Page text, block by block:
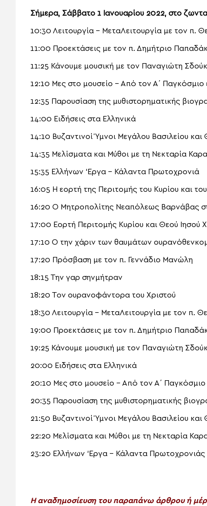
Σήμερα, Σάββατο 1 Ιανουαρίου 2022, στο
10:30 Λειτουργία – ΜεταΛειτουργία με τον π.
11:00 Προεκτάσεις με τον π. Δημήτριο
11:25 Κάνουμε μουσική με τον Παναγιώτη
12:10 Μες στο μουσείο – Από τον Α΄
12:35 Παρουσίαση της μυθιστορηματικής
14:00 Ειδήσεις στα Ελληνικά
14:10 Βυζαντινοί Ύμνοι Μεγάλου Βασιλείου
14:35 Μελίσματα και Μύθοι με τη Νεκταρία
15:35 Ελλήνων ‘Εργα – Κάλαντα Πρωτοχρονιά
16:05 Η εορτή της Περιτομής του Κυρίου και
16:20 Ο Μητροπολίτης Νεαπόλεως Βαρνάβας
17:00 Εορτή Περιτομής Κυρίου και Θεού Ιησού
17:10 Ο την χάριν των θαυμάτων
17:20 Πρόσβαση με τον π. Γεννάδιο Μανώλη
18:15 Την γαρ σηνμήτραν
18:20 Τον ουρανοφάντορα του Χριστού
18:30 Λειτουργία – ΜεταΛειτουργία με τον π.
19:00 Προεκτάσεις με τον π. Δημήτριο
19:25 Κάνουμε μουσική με τον Παναγιώτη
20:00 Ειδήσεις στα Ελληνικά
20:10 Μες στο μουσείο – Από τον Α΄
20:35 Παρουσίαση της μυθιστορηματικής
21:50 Βυζαντινοί Ύμνοι Μεγάλου Βασιλείου
22:20 Μελίσματα και Μύθοι με τη Νεκταρία
23:20 Ελλήνων ‘Εργα – Κάλαντα Πρωτοχρονιάς
H αναδημοσίευση του παραπάνω άρθρου ή